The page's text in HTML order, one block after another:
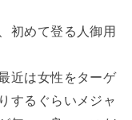
初めて登る人御用
近は女性をターゲ
するぐらいメジャ